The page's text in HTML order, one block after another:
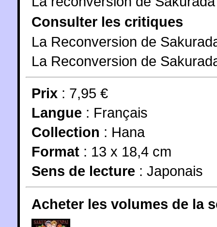
Consulter les critiques
La Reconversion de
La Reconversion de
Prix : 7,95 €
Langue : Français
Collection : Hana
Format : 13 x 18,4 cm
Sens de lecture : Japonais
Acheter les volumes de la